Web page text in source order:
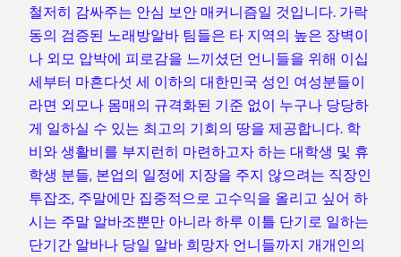
철저히 감싸주는 안심 보안 매커니즘일 것입니다. 가락
동의 검증된 노래방알바 팀들은 타 지역의 높은 장벽이
나 외모 압박에 피로감을 느끼셨던 언니들을 위해 이십
세부터 마흔다섯 세 이하의 대한민국 성인 여성분들이
라면 외모나 몸매의 규격화된 기준 없이 누구나 당당하
게 일하실 수 있는 최고의 기회의 땅을 제공합니다. 학
비와 생활비를 부지런히 마련하고자 하는 대학생 및 휴
학생 분들, 본업의 일정에 지장을 주지 않으려는 직장인
투잡조, 주말에만 집중적으로 고수익을 올리고 싶어 하
시는 주말 알바조뿐만 아니라 하루 이틀 단기로 일하는
단기간 알바나 당일 알바 희망자 언니들까지 개개인의